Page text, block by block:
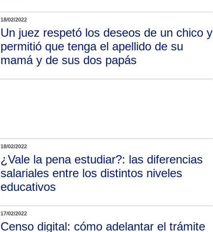
18/02/2022
Un juez respetó los deseos de un chico y
permitió que tenga el apellido de su
mamá y de sus dos papás
18/02/2022
¿Vale la pena estudiar?: las diferencias
salariales entre los distintos niveles
educativos
17/02/2022
Censo digital: cómo adelantar el trámite